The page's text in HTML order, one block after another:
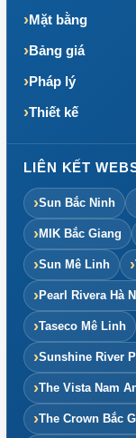
Mặt bằng
Bảng giá
Pháp lý
Thiết kế
LIÊN KẾT
Sun Bắc Ninh
MIK Bắc Giang
Sun Mê Linh
Pearl Rivera Hà
Taseco Mê Linh
Sunshine River
The Vista Nam
The Crown Bắc